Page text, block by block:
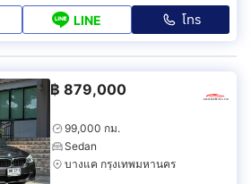
LINE โทร
฿ 879,000
99,000 กม.
Sedan
บางแค กรุงเทพมหานคร